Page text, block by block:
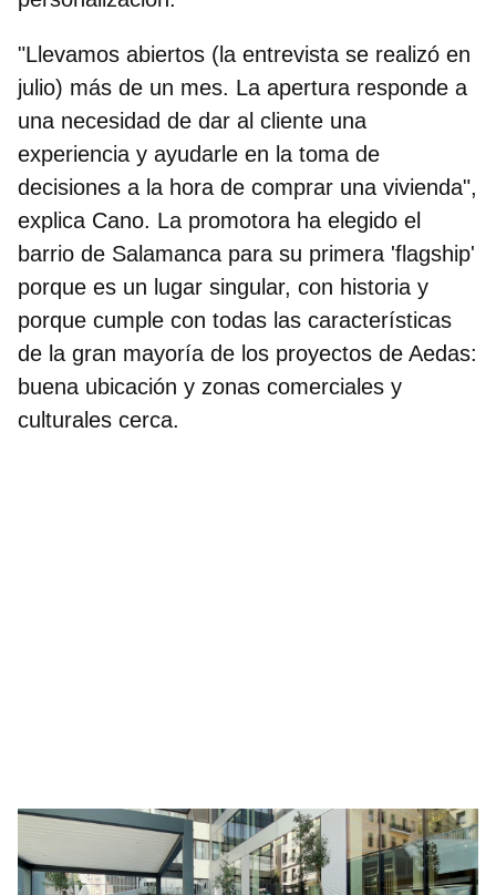
"Llevamos abiertos (la entrevista se realizó en
julio) más de un mes. La apertura responde a
una necesidad de dar al cliente una
experiencia y ayudarle en la toma de
decisiones a la hora de comprar una vivienda",
explica Cano. La promotora ha elegido el
barrio de Salamanca para su primera 'flagship'
porque es un lugar singular, con historia y
porque cumple con todas las características
de la gran mayoría de los proyectos de Aedas:
buena ubicación y zonas comerciales y
culturales cerca.